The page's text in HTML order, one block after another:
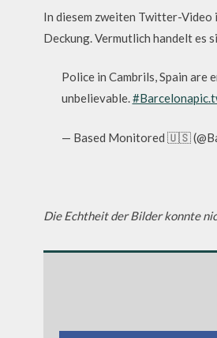
In diesem zweiten Twitter-Video
Deckung. Vermutlich handelt es
Police in Cambrils, Spain are
unbelievable.#Barcelona
— Based Monitored 🇺🇸
Die Echtheit der Bilder konnte